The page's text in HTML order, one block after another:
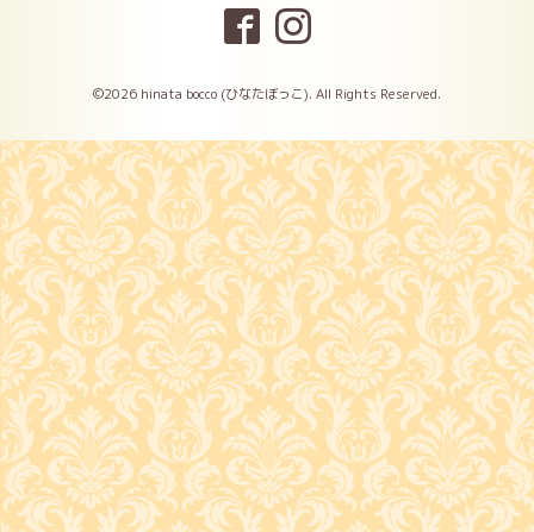
©2026 hinata bocco (ひなたぼっこ). All Rights Reserved.